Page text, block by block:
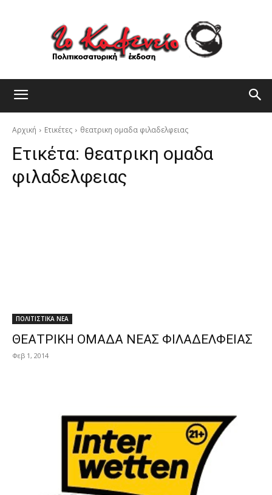
Αρχική Ετικέτες θεατρικη ομαδα φιλαδελφειας
Ετικέτα: θεατρικη ομαδα
φιλαδελφειας
ΠΟΛΙΤΙΣΤΙΚΑ ΝΕΑ
ΘΕΑΤΡΙΚΗ ΟΜΑΔΑ ΝΕΑΣ ΦΙΛΑΔΕΛΦΕΙΑΣ
Φεβ 1, 2014